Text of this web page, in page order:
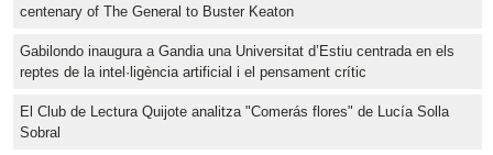
centenary of The General to Buster Keaton
Gabilondo inaugura a Gandia una Universitat d’Estiu centrada en els
reptes de la intel·ligència artificial i el pensament crític
El Club de Lectura Quijote analitza "Comerás flores" de Lucía Solla
Sobral